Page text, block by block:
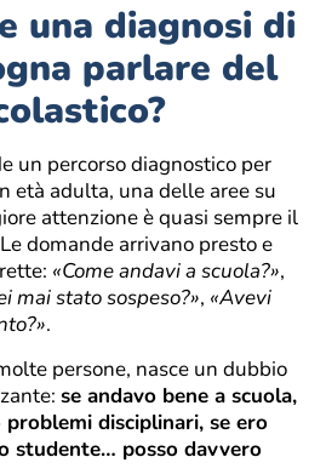
una diagnosi di
parlare del
un percorso diagnostico per
età adulta, una delle aree su
attenzione è quasi sempre il
domande arrivano presto e
«Come andavi a scuola?»,
mai stato sospeso?», «Avevi
.
persone, nasce un dubbio
se andavo bene a scuola,
disciplinari, se ero
studente… posso davvero